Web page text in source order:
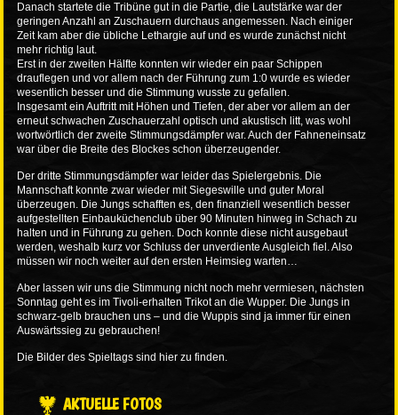
Danach startete die Tribüne gut in die Partie, die Lautstärke war der
geringen Anzahl an Zuschauern durchaus angemessen. Nach einiger
Zeit kam aber die übliche Lethargie auf und es wurde zunächst nicht
mehr richtig laut.
Erst in der zweiten Hälfte konnten wir wieder ein paar Schippen
drauflegen und vor allem nach der Führung zum 1:0 wurde es wieder
wesentlich besser und die Stimmung wusste zu gefallen.
Insgesamt ein Auftritt mit Höhen und Tiefen, der aber vor allem an der
erneut schwachen Zuschauerzahl optisch und akustisch litt, was wohl
wortwörtlich der zweite Stimmungsdämpfer war. Auch der Fahneneinsatz
war über die Breite des Blockes schon überzeugender.
Der dritte Stimmungsdämpfer war leider das Spielergebnis. Die
Mannschaft konnte zwar wieder mit Siegeswille und guter Moral
überzeugen. Die Jungs schafften es, den finanziell wesentlich besser
aufgestellten Einbauküchenclub über 90 Minuten hinweg in Schach zu
halten und in Führung zu gehen. Doch konnte diese nicht ausgebaut
werden, weshalb kurz vor Schluss der unverdiente Ausgleich fiel. Also
müssen wir noch weiter auf den ersten Heimsieg warten…
Aber lassen wir uns die Stimmung nicht noch mehr vermiesen, nächsten
Sonntag geht es im Tivoli-erhalten Trikot an die Wupper. Die Jungs in
schwarz-gelb brauchen uns – und die Wuppis sind ja immer für einen
Auswärtssieg zu gebrauchen!
Die Bilder des Spieltags sind hier zu finden.
AKTUELLE FOTOS